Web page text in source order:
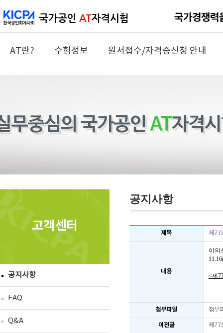
AT란? 수험정보 원서접수/자격증신청 안내
고객센터
공지사항
FAQ
Q&A
공지사항
제목 제77
내용
이의
<제
첨부파일 첨부
이전글 제77